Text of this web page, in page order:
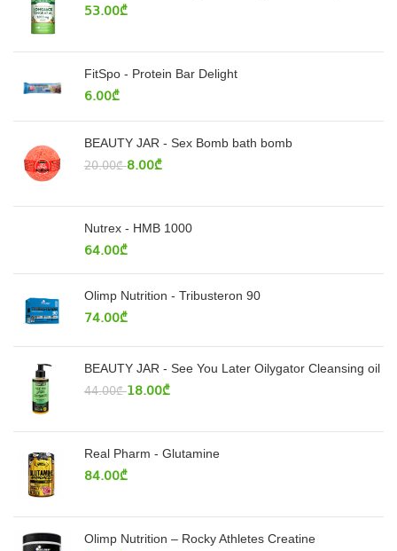
53.00₾
FitSpo - Protein Bar Delight
6.00₾
BEAUTY JAR - Sex Bomb bath bomb
20.00₾ 8.00₾
Nutrex - HMB 1000
64.00₾
Olimp Nutrition - Tribusteron 90
74.00₾
BEAUTY JAR - See You Later Oilygator Cleansing oil
44.00₾ 18.00₾
Real Pharm - Glutamine
84.00₾
Olimp Nutrition – Rocky Athletes Creatine